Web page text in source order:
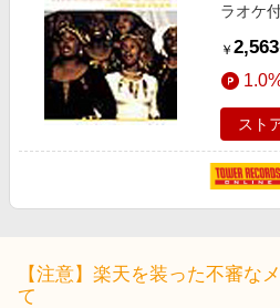
ラオケ
ーカム
￥ 2,563
スト
【注意】楽天を装った不審な
て